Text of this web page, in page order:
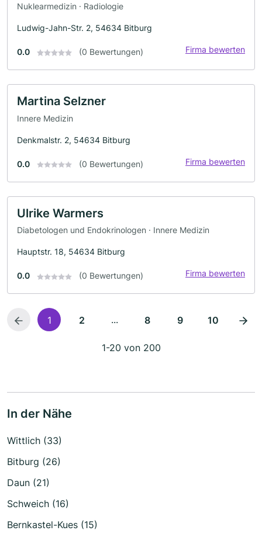
Nuklearmedizin · Radiologie
Ludwig-Jahn-Str. 2, 54634 Bitburg
0.0 (0 Bewertungen) Firma bewerten
Martina Selzner
Innere Medizin
Denkmalstr. 2, 54634 Bitburg
0.0 (0 Bewertungen) Firma bewerten
Ulrike Warmers
Diabetologen und Endokrinologen · Innere Medizin
Hauptstr. 18, 54634 Bitburg
0.0 (0 Bewertungen) Firma bewerten
1 2 ... 8 9 10
1-20 von 200
In der Nähe
Wittlich (33)
Bitburg (26)
Daun (21)
Schweich (16)
Bernkastel-Kues (15)